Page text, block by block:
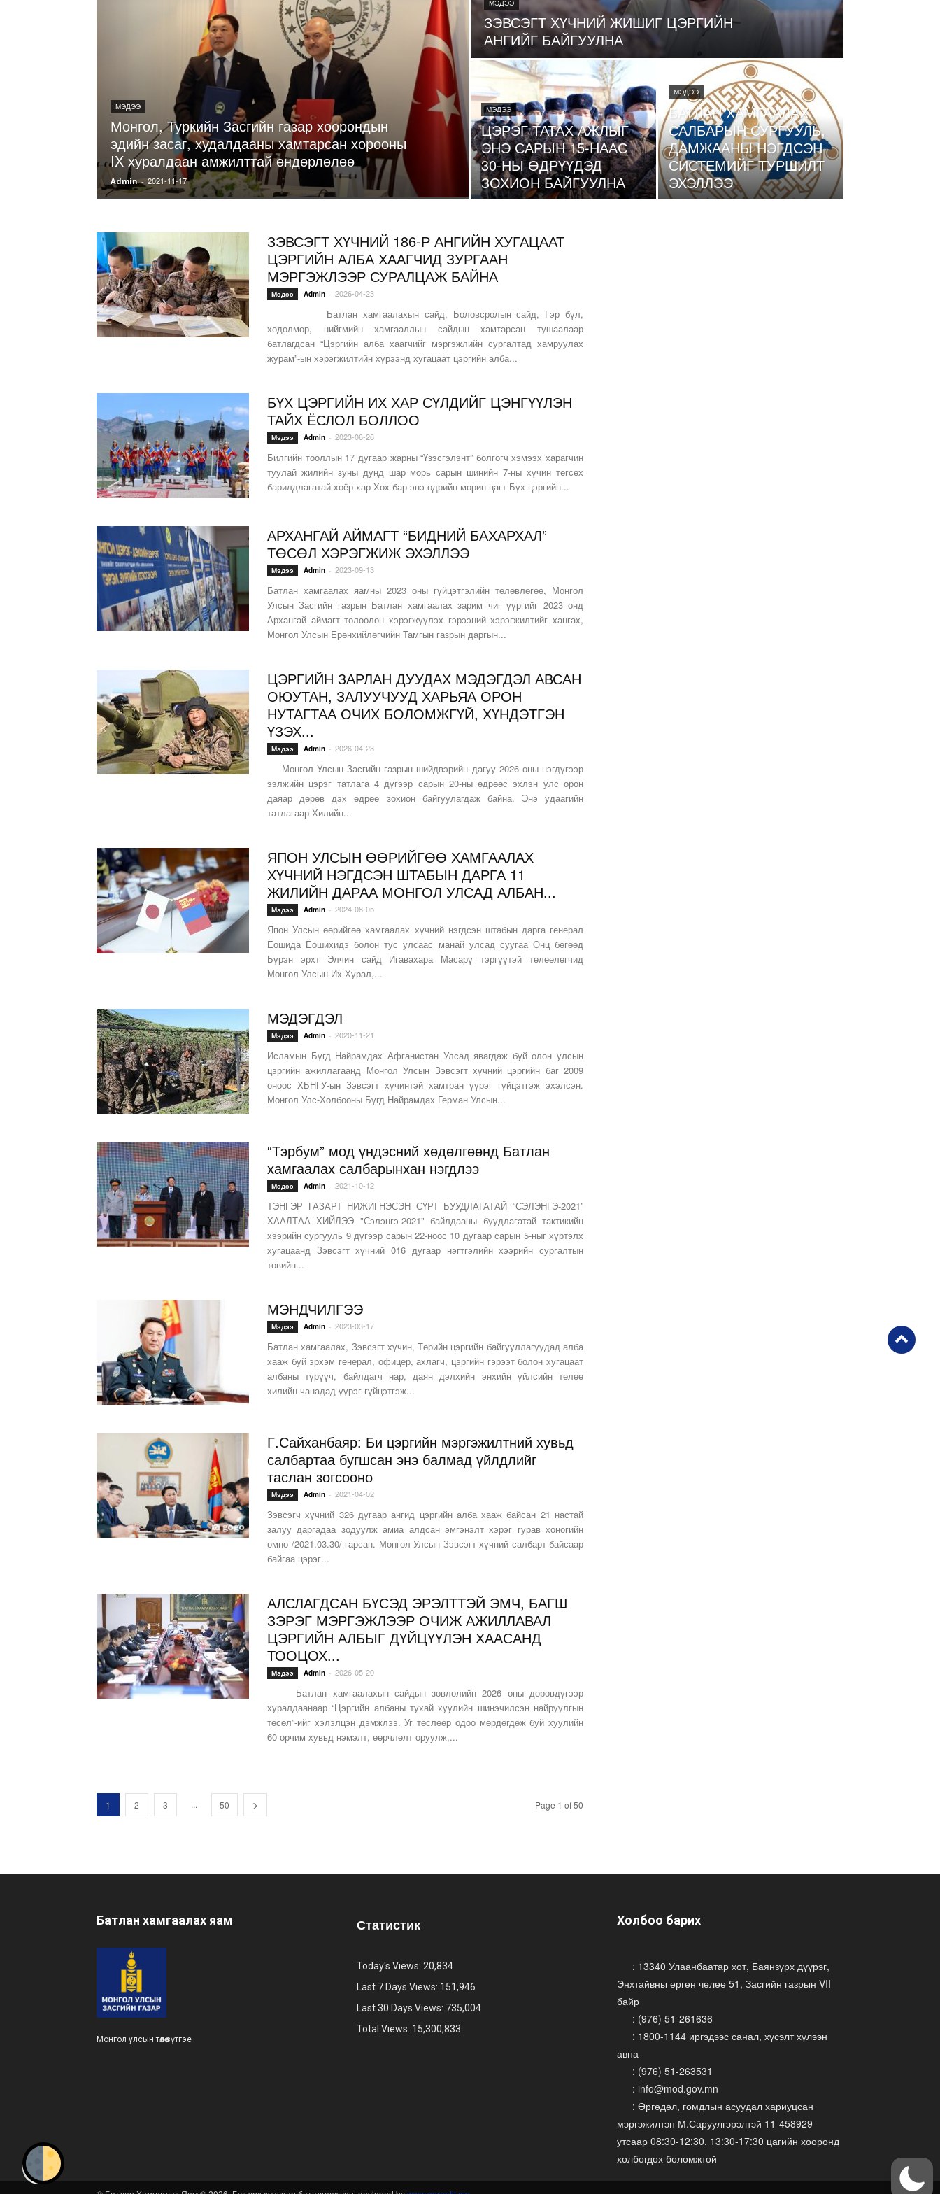
МЭДЭЭ
Монгол, Туркийн Засгийн газар хоорондын
эдийн засаг, худалдааны хамтарсан хорооны
IX хуралдаан амжилттай өндөрлөлөө
Admin - 2021-11-17
МЭДЭЭ
ЗЭВСЭГТ ХҮЧНИЙ ЖИШИГ ЦЭРГИЙН
АНГИЙГ БАЙГУУЛНА
МЭДЭЭ
ЦЭРЭГ ТАТАХ АЖЛЫГ
ЭНЭ САРЫН 15-НААС
30-НЫ ӨДРҮҮДЭД
ЗОХИОН БАЙГУУЛНА
МЭДЭЭ
БАТЛАН ХАМГААЛАХ
САЛБАРЫН СУРГУУЛЬ,
ДАМЖААНЫ НЭГДСЭН
СИСТЕМИЙГ ТУРШИЛТ
ЭХЭЛЛЭЭ
ЗЭВСЭГТ ХҮЧНИЙ 186-Р АНГИЙН ХУГАЦААТ
ЦЭРГИЙН АЛБА ХААГЧИД ЗУРГААН
МЭРГЭЖЛЭЭР СУРАЛЦАЖ БАЙНА
Мэдээ Admin - 2026-04-23
Батлан хамгаалахын сайд, Боловсролын сайд, Гэр бүл,
хөдөлмөр, нийгмийн хамгааллын сайдын хамтарсан тушаалаар
батлагдсан “Цэргийн алба хаагчийг мэргэжлийн сургалтад хамруулах
журам”-ын хэрэгжилтийн хүрээнд хугацаат цэргийн алба...
БҮХ ЦЭРГИЙН ИХ ХАР СҮЛДИЙГ ЦЭНГҮҮЛЭН
ТАЙХ ЁСЛОЛ БОЛЛОО
Мэдээ Admin - 2023-06-26
Билгийн тооллын 17 дугаар жарны “Үзэсгэлэнт” болгогч хэмээх харагчин
туулай жилийн зуны дунд шар морь сарын шинийн 7-ны хүчин төгсөх
барилдлагатай хоёр хар Хөх бар энэ өдрийн морин цагт Бүх цэргийн...
АРХАНГАЙ АЙМАГТ “БИДНИЙ БАХАРХАЛ”
ТӨСӨЛ ХЭРЭГЖИЖ ЭХЭЛЛЭЭ
Мэдээ Admin - 2023-09-13
Батлан хамгаалах яамны 2023 оны гүйцэтгэлийн төлөвлөгөө, Монгол
Улсын Засгийн газрын Батлан хамгаалах зарим чиг үүргийг 2023 онд
Архангай аймагт төлөөлөн хэрэгжүүлэх гэрээний хэрэгжилтийг хангах,
Монгол Улсын Ерөнхийлөгчийн Тамгын газрын даргын...
ЦЭРГИЙН ЗАРЛАН ДУУДАХ МЭДЭГДЭЛ АВСАН
ОЮУТАН, ЗАЛУУЧУУД ХАРЬЯА ОРОН
НУТАГТАА ОЧИХ БОЛОМЖГҮЙ, ХҮНДЭТГЭН
ҮЗЭХ...
Мэдээ Admin - 2026-04-23
Монгол Улсын Засгийн газрын шийдвэрийн дагуу 2026 оны нэгдүгээр
ээлжийн цэрэг татлага 4 дүгээр сарын 20-ны өдрөөс эхлэн улс орон
даяар дөрөв дэх өдрөө зохион байгуулагдаж байна. Энэ удаагийн
татлагаар Хилийн...
ЯПОН УЛСЫН ӨӨРИЙГӨӨ ХАМГААЛАХ
ХҮЧНИЙ НЭГДСЭН ШТАБЫН ДАРГА 11
ЖИЛИЙН ДАРАА МОНГОЛ УЛСАД АЛБАН...
Мэдээ Admin - 2024-08-05
Япон Улсын өөрийгөө хамгаалах хүчний нэгдсэн штабын дарга генерал
Ёошида Ёошихидэ болон тус улсаас манай улсад суугаа Онц бөгөөд
Бүрэн эрхт Элчин сайд Игавахара Масарү тэргүүтэй төлөөлөгчид
Монгол Улсын Их Хурал,...
МЭДЭГДЭЛ
Мэдээ Admin - 2020-11-21
Исламын Бүгд Найрамдах Афганистан Улсад явагдаж буй олон улсын
цэргийн ажиллагаанд Монгол Улсын Зэвсэгт хүчний цэргийн баг 2009
оноос ХБНГУ-ын Зэвсэгт хүчинтэй хамтран үүрэг гүйцэтгэж эхэлсэн.
Монгол Улс-Холбооны Бүгд Найрамдах Герман Улсын...
“Тэрбум” мод үндэсний хөдөлгөөнд Батлан
хамгаалах салбарынхан нэгдлээ
Мэдээ Admin - 2021-10-12
ТЭНГЭР ГАЗАРТ НИЖИГНЭСЭН СҮРТ БУУДЛАГАТАЙ “СЭЛЭНГЭ-2021”
ХААЛТАА ХИЙЛЭЭ "Сэлэнгэ-2021" байлдааны буудлагатай тактикийн
хээрийн сургууль 9 дүгээр сарын 22-ноос 10 дугаар сарын 5-ныг хүртэлх
хугацаанд Зэвсэгт хүчний 016 дугаар нэгтгэлийн хээрийн сургалтын
төвийн...
МЭНДЧИЛГЭЭ
Мэдээ Admin - 2023-03-17
Батлан хамгаалах, Зэвсэгт хүчин, Төрийн цэргийн байгууллагуудад алба
хааж буй эрхэм генерал, офицер, ахлагч, цэргийн гэрээт болон хугацаат
албаны түрүүч, байлдагч нар, даян дэлхийн энхийн үйлсийн төлөө
хилийн чанадад үүрэг гүйцэтгэж...
Г.Сайханбаяр: Би цэргийн мэргэжилтний хувьд
салбартаа бугшсан энэ балмад үйлдлийг
таслан зогсооно
Мэдээ Admin - 2021-04-02
Зэвсэгч хүчний 326 дугаар ангид цэргийн алба хааж байсан 21 настай
залуу даргадаа зодуулж амиа алдсан эмгэнэлт хэрэг гурав хоногийн
өмнө /2021.03.30/ гарсан. Монгол Улсын Зэвсэгт хүчний салбарт байсаар
байгаа цэрэг...
АЛСЛАГДСАН БҮСЭД ЭРЭЛТТЭЙ ЭМЧ, БАГШ
ЗЭРЭГ МЭРГЭЖЛЭЭР ОЧИЖ АЖИЛЛАВАЛ
ЦЭРГИЙН АЛБЫГ ДҮЙЦҮҮЛЭН ХААСАНД
ТООЦОХ...
Мэдээ Admin - 2026-05-20
Батлан хамгаалахын сайдын зөвлөлийн 2026 оны дөрөвдүгээр
хуралдаанаар “Цэргийн албаны тухай хуулийн шинэчилсэн найруулгын
төсөл”-ийг хэлэлцэн дэмжлээ. Уг төслөөр одоо мөрдөгдөж буй хуулийн
60 орчим хувьд нэмэлт, өөрчлөлт оруулж,...
1 2 3 ... 50 Page 1 of 50
Батлан хамгаалах яам
Монгол улсын төлөө зүтгэе
Статистик
Today's Views: 20,834
Last 7 Days Views: 151,946
Last 30 Days Views: 735,004
Total Views: 15,300,833
Холбоо барих
: 13340 Улаанбаатар хот, Баянзүрх дүүрэг,
Энхтайвны өргөн чөлөө 51, Засгийн газрын VII
байр
: (976) 51-261636
: 1800-1144 иргэдээс санал, хүсэлт хүлээн
авна
: (976) 51-263531
: info@mod.gov.mn
: Өргөдөл, гомдлын асуудал хариуцсан
мэргэжилтэн М.Саруулгэрэлтэй 11-458929
утсаар 08:30-12:30, 13:30-17:30 цагийн хооронд
холбогдох боломжтой